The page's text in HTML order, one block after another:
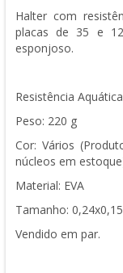
Halter com
placas de 35 e
esponjoso.
Resistência
Peso: 220 g
Cor: Vários
núcleos em
Material: EVA
Tamanho:
Vendido em par.